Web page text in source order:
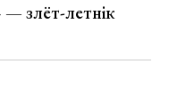
— злёт-летнік